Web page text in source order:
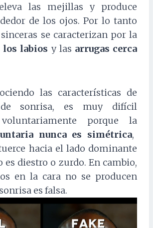
las mejillas y produce
de los ojos. Por lo tanto
se caracterizan por la
labios y las arrugas cerca
las características de
sonrisa, es muy difícil
porque la
nunca es simétrica,
hacia el lado dominante
es diestro o zurdo. En cambio,
en la cara no se producen
es falsa.